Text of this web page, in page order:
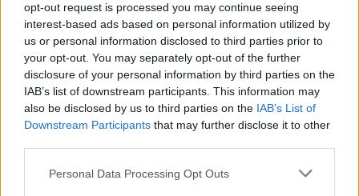
opt-out request is processed you may continue seeing
interest-based ads based on personal information utilized by
us or personal information disclosed to third parties prior to
your opt-out. You may separately opt-out of the further
disclosure of your personal information by third parties on the
IAB’s list of downstream participants. This information may
also be disclosed by us to third parties on the IAB’s List of
Downstream Participants that may further disclose it to other
Personal Data Processing Opt Outs
Ένα δωρεάν παιχνίδι βρίσκεται
κρυμμένο μέσα στο Instagram –
Να πώς θα το ανακαλύψεις
Εσύ ήξερες ότι το κοινωνικό μέσο έχει και
χρηστών του;